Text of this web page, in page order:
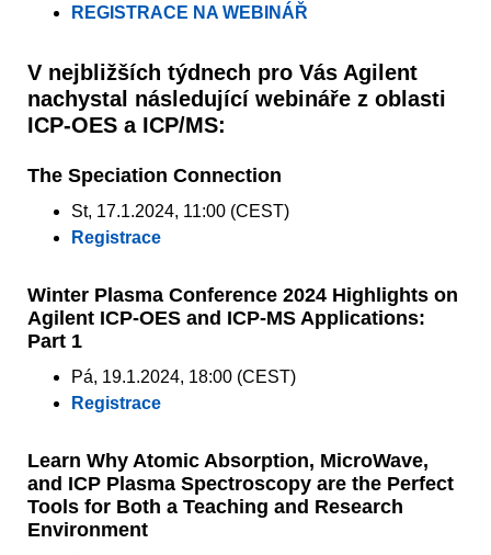
REGISTRACE NA WEBINÁŘ
V nejbližších týdnech pro Vás Agilent
nachystal následující webináře z oblasti
ICP-OES a ICP/MS:
The Speciation Connection
St, 17.1.2024, 11:00 (CEST)
Registrace
Winter Plasma Conference 2024 Highlights on
Agilent ICP-OES and ICP-MS Applications:
Part 1
Pá, 19.1.2024, 18:00 (CEST)
Registrace
Learn Why Atomic Absorption, MicroWave,
and ICP Plasma Spectroscopy are the Perfect
Tools for Both a Teaching and Research
Environment